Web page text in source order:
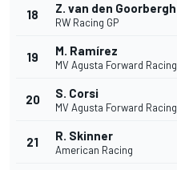
18 Z. van den Goorbergh
RW Racing GP
19 M. Ramírez
MV Agusta Forward Racing
20 S. Corsi
MV Agusta Forward Racing
21 R. Skinner
American Racing